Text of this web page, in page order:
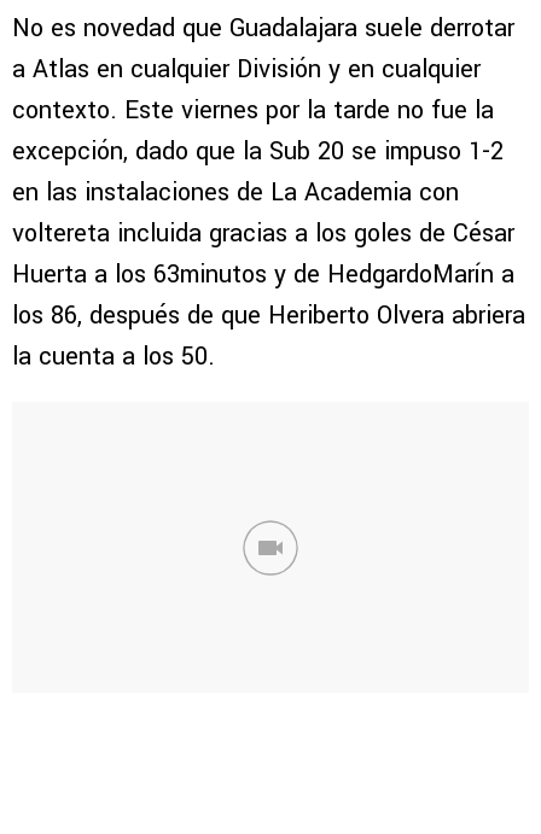
No es novedad que Guadalajara suele derrotar
a Atlas en cualquier División y en cualquier
contexto. Este viernes por la tarde no fue la
excepción, dado que la Sub 20 se impuso 1-2
en las instalaciones de La Academia con
voltereta incluida gracias a los goles de César
Huerta a los 63minutos y de HedgardoMarín a
los 86, después de que Heriberto Olvera abriera
la cuenta a los 50.